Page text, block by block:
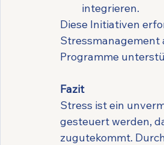
integrieren.
Diese Initiativen
Stressmanagement
Programme
Fazit
Stress ist ein
gesteuert werden,
zugutekommt.